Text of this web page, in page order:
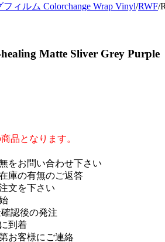
ィルム Colorchange Wrap Vinyl/RWF/
Matte Sliver Grey Purple
品となります。
をお問い合わせ下さい
庫の有無のご返答
文を下さい
認後の発注
到着
お客様にご連絡